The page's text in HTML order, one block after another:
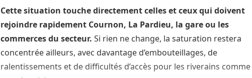
Cette situation touche directement celles et ceux qui doivent
rejoindre rapidement Cournon, La Pardieu, la gare ou les
commerces du secteur. Si rien ne change, la saturation restera
concentrée ailleurs, avec davantage d’embouteillages, de
ralentissements et de difficultés d’accès pour les riverains comme